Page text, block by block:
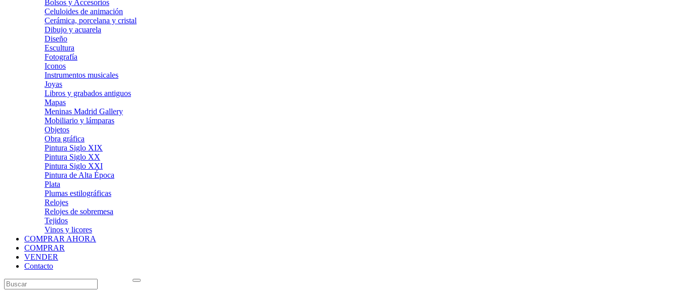
Bolsos y Accesorios
Celuloides de animación
Cerámica, porcelana y cristal
Dibujo y acuarela
Diseño
Escultura
Fotografía
Iconos
Instrumentos musicales
Joyas
Libros y grabados antiguos
Mapas
Meninas Madrid Gallery
Mobiliario y lámparas
Objetos
Obra gráfica
Pintura Siglo XIX
Pintura Siglo XX
Pintura Siglo XXI
Pintura de Alta Época
Plata
Plumas estilográficas
Relojes
Relojes de sobremesa
Tejidos
Vinos y licores
COMPRAR AHORA
COMPRAR
VENDER
Contacto